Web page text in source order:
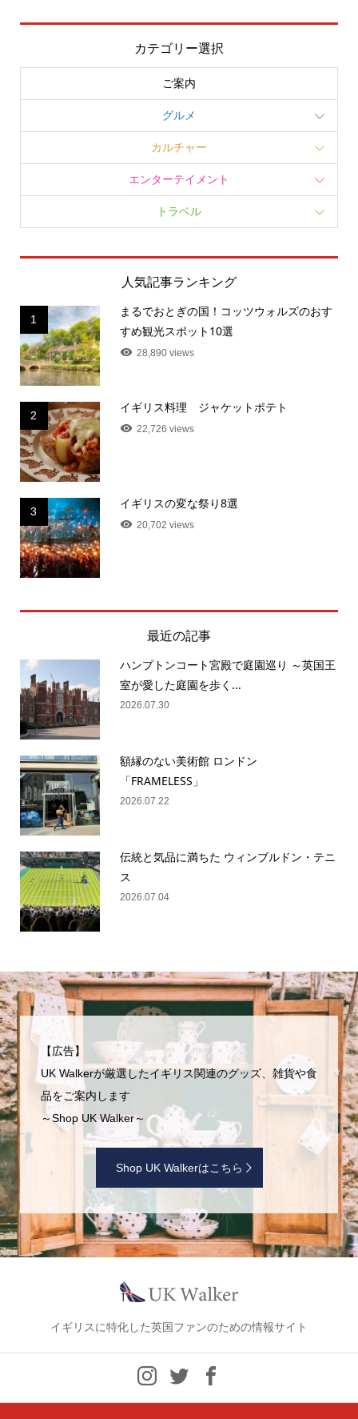
カテゴリー選択
ご案内
グルメ
カルチャー
エンターテイメント
トラベル
人気記事ランキング
1
まるでおとぎの国！コッツウォルズのおす
すめ観光スポット10選
28,890 views
2
イギリス料理 ジャケットポテト
22,726 views
3
イギリスの変な祭り8選
20,702 views
最近の記事
ハンプトンコート宮殿で庭園巡り ～英国王
室が愛した庭園を歩く...
2026.07.30
額縁のない美術館 ロンドン
「FRAMELESS」
2026.07.22
伝統と気品に満ちた ウィンブルドン・テニ
ス
2026.07.04
【広告】
UK Walkerが厳選したイギリス関連のグッズ、雑貨や食
品をご案内します
～Shop UK Walker～
Shop UK Walkerはこちら
イギリスに特化した英国ファンのための情報サイト